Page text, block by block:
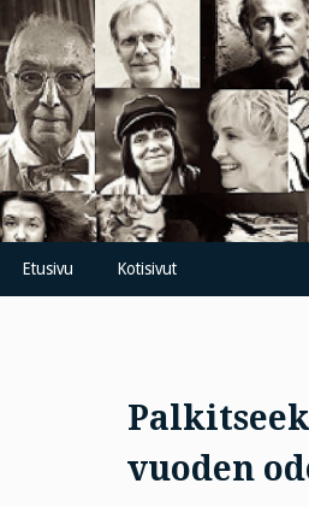
Skip
to
content
Etusivu Kotisivut
vuoden